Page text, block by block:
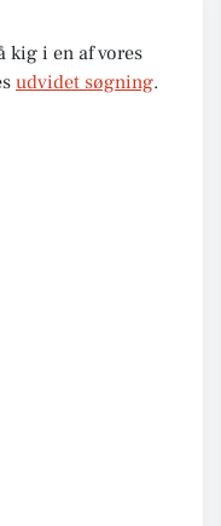
kig i en af vores
udvidet søgning.